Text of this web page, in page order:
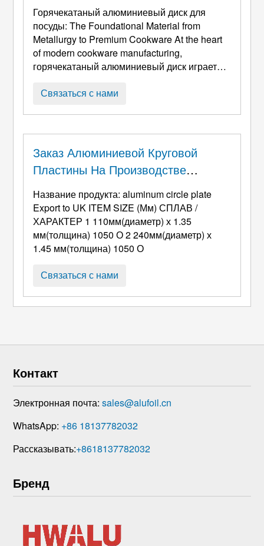
Материал От Металлургии До
Посуды Премиум-Класса
Горячекатаный алюминиевый диск для
посуды:The Foundational Material from
Metallurgy to Premium Cookware At the heart
of modern cookware manufacturing,
горячекатаный алюминиевый диск играет
алюминиевый материал, обработанные
микроструктурой, является отправной
точкой для создания всего: от повседневных
работ до PR профессионального уровня. ...
Связаться с нами
Заказ Алюминиевой Круговой
Пластины На Производстве
Великобританию)
Название продукта:aluminum circle plate
Export to UK ITEM SIZE (Мм) СПЛАВ /
ХАРАКТЕР 1 110мм(диаметр) х 1.35
мм(толщина) 1050 О 2 240мм(диаметр) х
1.45 мм(толщина) 1050 О
Связаться с нами
Контакт
Электронная почта:sales@alufoil.cn
WhatsApp: +86 18137782032
Рассказывать:+8618137782032
Бренд